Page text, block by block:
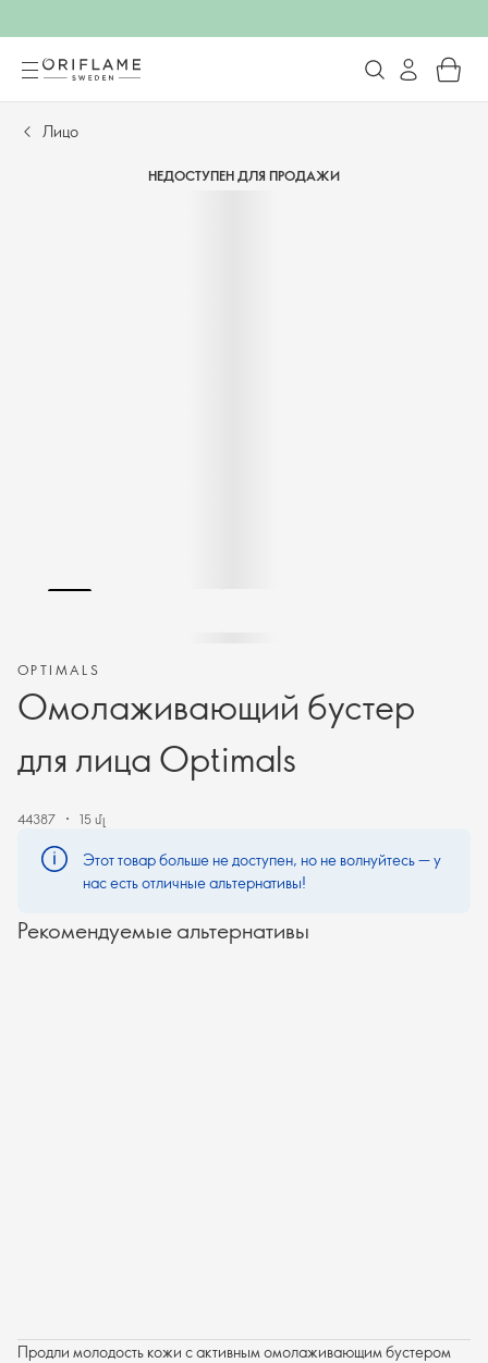
Лицо
НЕДОСТУПЕН ДЛЯ ПРОДАЖИ
OPTIMALS
Омолаживающий бустер
для лица Optimals
44387 15 մլ
Этот товар больше не доступен, но не волнуйтесь — у
нас есть отличные альтернативы!
Рекомендуемые альтернативы
Продли молодость кожи с активным омолаживающим бустером